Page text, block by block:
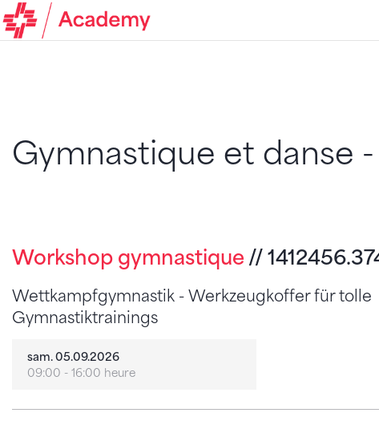
Gymnastique et danse
Workshop gymnastique //
Wettkampfgymnastik - Werkzeugkoffer für tolle
Gymnastiktrainings
sam. 05.09.2026
09:00 - 16:00 heure